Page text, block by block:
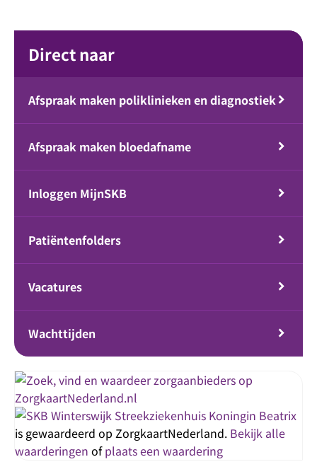
Direct naar
Afspraak maken poliklinieken en diagnostiek
Afspraak maken bloedafname
Inloggen MijnSKB
Patiëntenfolders
Vacatures
Wachttijden
Streekziekenhuis Koningin Beatrix
is gewaardeerd op ZorgkaartNederland. Bekijk alle
waarderingen ofplaats een waardering